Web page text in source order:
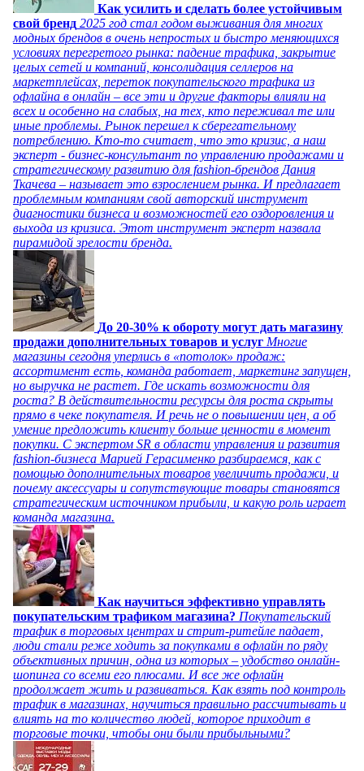
Как усилить и сделать более устойчивым
свой бренд 2025 год стал годом выживания для многих
модных брендов в очень непростых и быстро меняющихся
условиях перегретого рынка: падение трафика, закрытие
целых сетей и компаний, консолидация селлеров на
маркетплейсах, переток покупательского трафика из
офлайна в онлайн – все эти и другие факторы влияли на
всех и особенно на слабых, на тех, кто переживал те или
иные проблемы. Рынок перешел к сберегательному
потреблению. Кто-то считает, что это кризис, а наш
эксперт - бизнес-консультант по управлению продажами и
стратегическому развитию для fashion-брендов Дания
Ткачева – называет это взрослением рынка. И предлагает
проблемным компаниям свой авторский инструмент
диагностики бизнеса и возможностей его оздоровления и
выхода из кризиса. Этот инструмент эксперт назвала
пирамидой зрелости бренда.
До 20-30% к обороту могут дать магазину
продажи дополнительных товаров и услуг Многие
магазины сегодня уперлись в «потолок» продаж:
ассортимент есть, команда работает, маркетинг запущен,
но выручка не растет. Где искать возможности для
роста? В действительности ресурсы для роста скрыты
прямо в чеке покупателя. И речь не о повышении цен, а об
умение предложить клиенту больше ценности в момент
покупки. С экспертом SR в области управления и развития
fashion-бизнеса Марией Герасименко разбираемся, как с
помощью дополнительных товаров увеличить продажи, и
почему аксессуары и сопутствующие товары становятся
стратегическим источником прибыли, и какую роль играет
команда магазина.
Как научиться эффективно управлять
покупательским трафиком магазина? Покупательский
трафик в торговых центрах и стрит-ритейле падает,
люди стали реже ходить за покупками в офлайн по ряду
объективных причин, одна из которых – удобство онлайн-
шопинга со всеми его плюсами. И все же офлайн
продолжает жить и развиваться. Как взять под контроль
трафик в магазинах, научиться правильно рассчитывать и
влиять на то количество людей, которое приходит в
торговые точки, чтобы они были прибыльными?